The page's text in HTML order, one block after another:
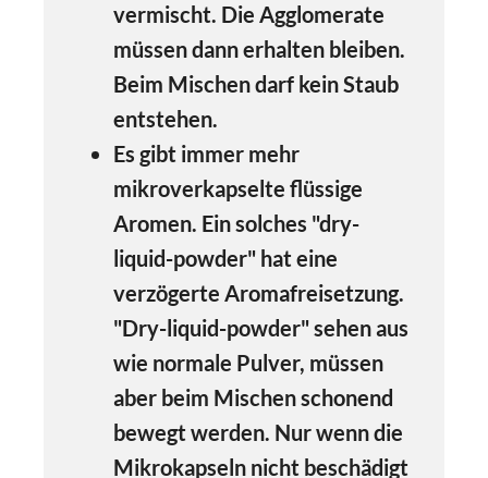
vermischt. Die Agglomerate
müssen dann erhalten bleiben.
Beim Mischen darf kein Staub
entstehen.
Es gibt immer mehr
mikroverkapselte flüssige
Aromen. Ein solches "dry-
liquid-powder" hat eine
verzögerte Aromafreisetzung.
"Dry-liquid-powder" sehen aus
wie normale Pulver, müssen
aber beim Mischen schonend
bewegt werden. Nur wenn die
Mikrokapseln nicht beschädigt